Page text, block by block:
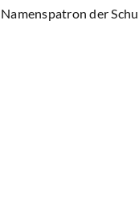
Namenspatron der